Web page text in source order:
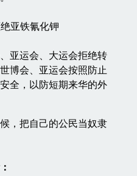
亚铁氰化钾
运会、大运会拒绝转
博会、亚运会按照防止
全，以防短期来华的外
把自己的公民当奴隶